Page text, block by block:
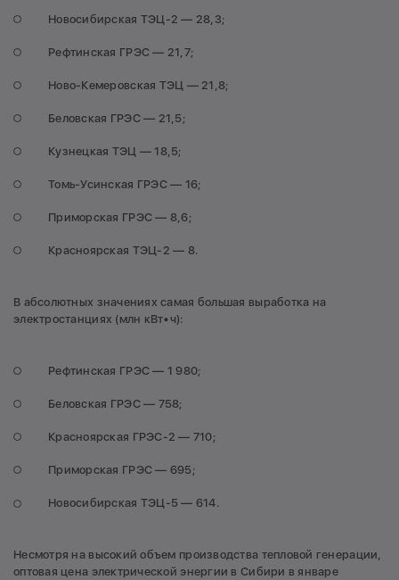
Новосибирская ТЭЦ-2 — 28,3;
Рефтинская ГРЭС — 21,7;
Ново-Кемеровская ТЭЦ — 21,8;
Беловская ГРЭС — 21,5;
Кузнецкая ТЭЦ — 18,5;
Томь-Усинская ГРЭС — 16;
Приморская ГРЭС — 8,6;
Красноярская ТЭЦ-2 — 8.
В абсолютных значениях самая большая выработка на
электростанциях (млн кВт•ч):
Рефтинская ГРЭС — 1 980;
Беловская ГРЭС — 758;
Красноярская ГРЭС-2 — 710;
Приморская ГРЭС — 695;
Новосибирская ТЭЦ-5 — 614.
Несмотря на высокий объем производства тепловой генерации,
оптовая цена электрической энергии в Сибири в январе